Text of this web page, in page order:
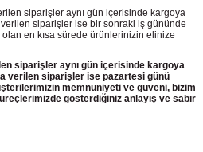
siparişler aynı gün içerisinde kargoya
siparişler ise bir sonraki iş gününde
en kısa sürede ürünlerinizin elinize
siparişler aynı gün içerisinde kargoya
verilen siparişler ise pazartesi günü
memnuniyeti ve güveni, bizim
gösterdiğiniz anlayış ve sabır